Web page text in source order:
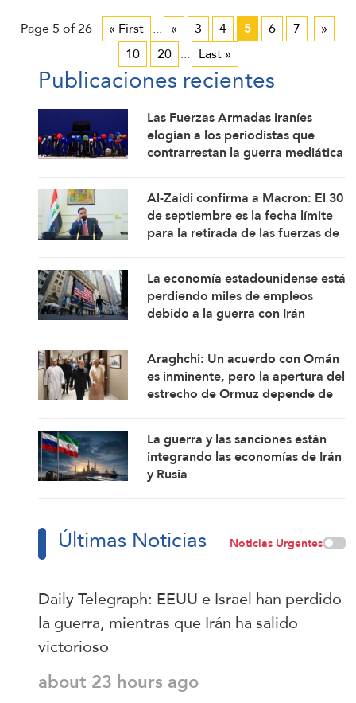
Page 5 of 26 « First ... « 3 4 5 6 7
»
10
20 ... Last »
Publicaciones recientes
Las Fuerzas Armadas iraníes
elogian a los periodistas que
contrarrestan la guerra mediática
Al-Zaidi confirma a Macron: El 30
de septiembre es la fecha límite
para la retirada de las fuerzas de
La economía estadounidense está
perdiendo miles de empleos
debido a la guerra con Irán
Araghchi: Un acuerdo con Omán
es inminente, pero la apertura del
estrecho de Ormuz depende de
La guerra y las sanciones están
integrando las economías de Irán
y Rusia
Últimas Noticias Noticias Urgentes
Daily Telegraph: EEUU e Israel han perdido
la guerra, mientras que Irán ha salido
victorioso
about 23 hours ago